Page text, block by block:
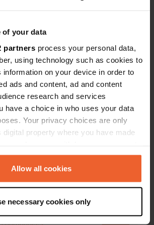
of your data
partners process your personal data,
using technology such as cookies to
on your device in order to
ads and content, ad and content
research and services
have a choice in who uses your data
Your privacy choices are only
digital property where you have made
Cookie Declaration or by clicking on
icon.
about your geographical location
accurate to within several meters
Allow all cookies
necessary cookies only
France
PRO+